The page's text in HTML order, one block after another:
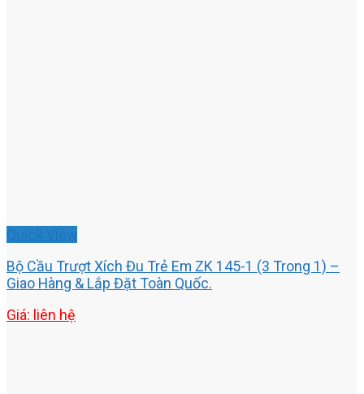
Bộ Cầu Trượt Xích Đu Trẻ Em ZK 145-1 (3 Trong 1) –
Giao Hàng & Lắp Đặt Toàn Quốc.
Giá: liên hệ